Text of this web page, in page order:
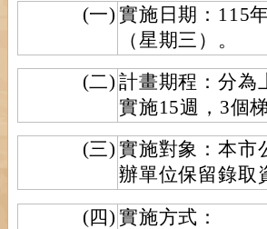
(一) 實施日期：115
（星期三）。
(二) 計畫期程：分為
實施15週，3個
(三) 實施對象：本市
辦單位保留錄取
(四) 實施方式：